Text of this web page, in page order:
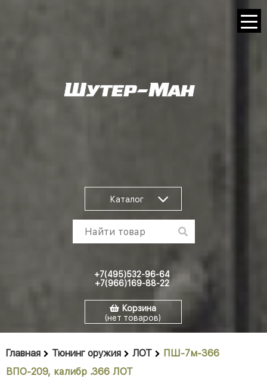
Каталог
+7(495)532-96-64
+7(966)169-88-22
Корзина
(нет товаров)
Главная Тюнинг оружия ЛОТ
ПШ-7м-366
ВПО-209, калибр .366 ЛОТ